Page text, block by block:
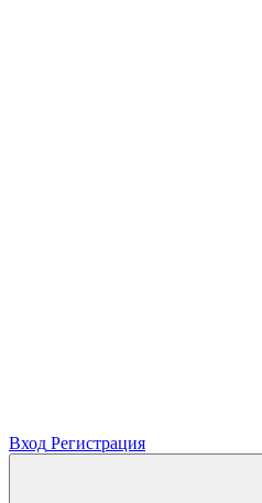
Вход Регистрация